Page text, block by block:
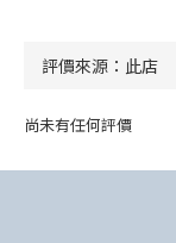
尚未有任何評價